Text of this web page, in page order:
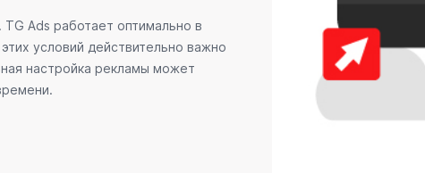
Ads работает оптимально в
условий действительно важно
настройка рекламы может